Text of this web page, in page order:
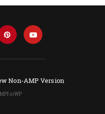
Non-AMP Version